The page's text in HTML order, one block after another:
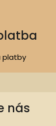
platby
nás